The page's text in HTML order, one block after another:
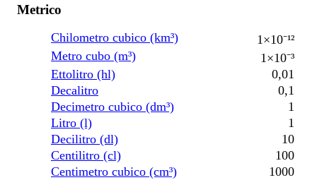
Metrico
Chilometro cubico (km³)
1×10⁻¹²
Metro cubo (m³)
1×10⁻³
Ettolitro (hl)
0,01
Decalitro
0,1
Decimetro cubico (dm³)
1
Litro (l)
1
Decilitro (dl)
10
Centilitro (cl)
100
Centimetro cubico (cm³)
1000